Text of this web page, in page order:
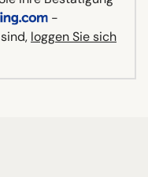
-
loggen Sie sich